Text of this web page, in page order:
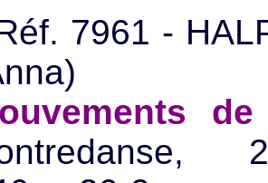
7961 -